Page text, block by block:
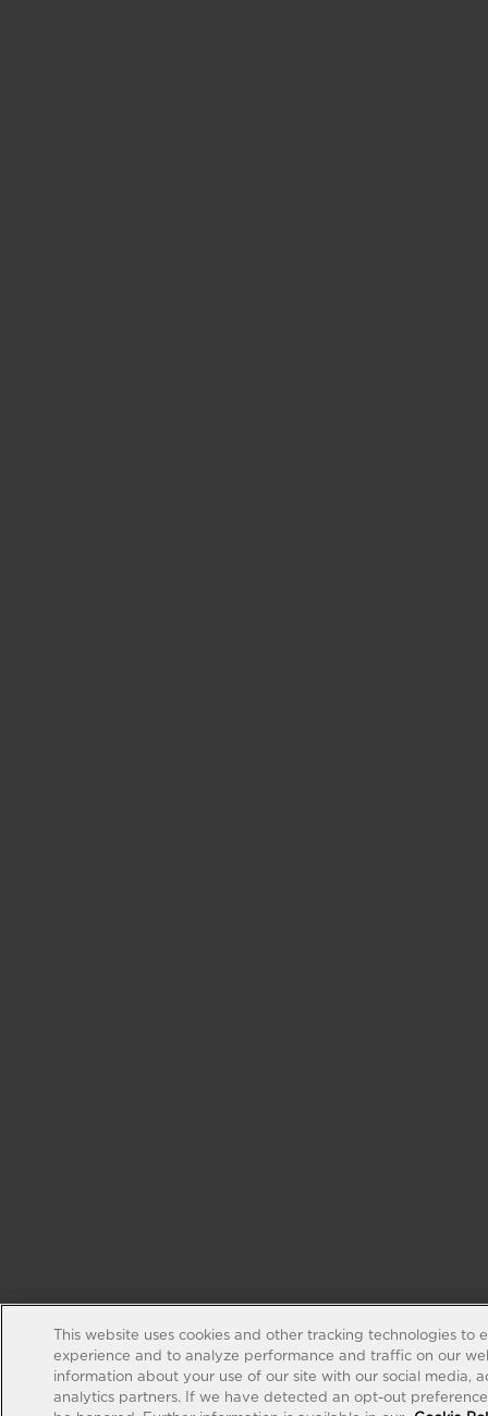
This website uses cookies and other tracking technologies to
experience and to analyze performance and traffic on our
information about your use of our site with our social media,
analytics partners. If we have detected an opt-out